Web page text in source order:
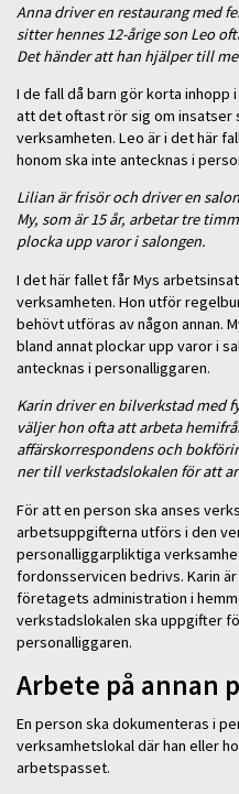
Anna driver en restaurang med
sitter hennes 12-årige son Leo
Det händer att han hjälper till
I de fall då barn gör korta
att det oftast rör sig om
verksamheten. Leo är i det här
honom ska inte antecknas i
Lilian är frisör och driver en
My, som är 15 år, arbetar tre
plocka upp varor i salongen.
I det här fallet får Mys
verksamheten. Hon utför
behövt utföras av någon annan.
bland annat plockar upp varor i
antecknas i personalliggaren.
Karin driver en bilverkstad med
väljer hon ofta att arbeta
affärskorrespondens och
ner till verkstadslokalen för att
För att en person ska anses
arbetsuppgifterna utförs i den
personalliggarpliktiga
fordonsservicen bedrivs. Karin
företagets administration i
verkstadslokalen ska uppgifter
personalliggaren.
Arbete på annan
En person ska dokumenteras i
verksamhetslokal där han eller
arbetspasset.